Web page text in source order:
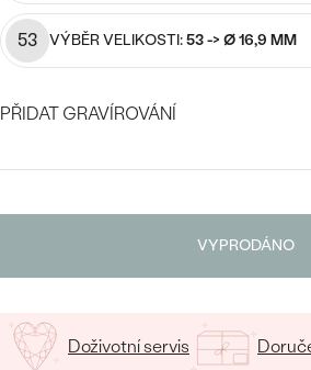
PROHLÉDNOUT
Bestsellery
53 VÝBĚR VELIKOSTI:53 -> Ø 16,9 MM
PŘIDAT GRAVÍROVÁNÍ
VYPRODÁNO
Doživotní servis